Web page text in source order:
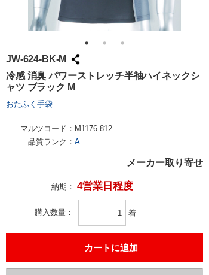
JW-624-BK-M
冷感 消臭 パワーストレッチ半袖ハイネックシ
ャツ ブラック M
おたふく手袋
マルツコード： M1176-812
品質ランク： A
メーカー取り寄せ
納期： 4営業日程度
購入数量 着